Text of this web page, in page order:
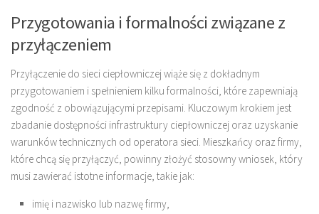
Przygotowania i formalności związane z
przyłączeniem
Przyłączenie do sieci ciepłowniczej wiąże się z dokładnym
przygotowaniem i spełnieniem kilku formalności, które zapewniają
zgodność z obowiązującymi przepisami. Kluczowym krokiem jest
zbadanie dostępności infrastruktury ciepłowniczej oraz uzyskanie
warunków technicznych od operatora sieci. Mieszkańcy oraz firmy,
które chcą się przyłączyć, powinny złożyć stosowny wniosek, który
musi zawierać istotne informacje, takie jak:
imię i nazwisko lub nazwę firmy,